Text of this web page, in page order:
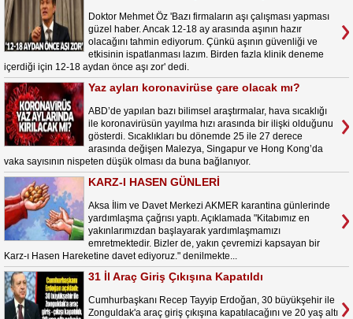
Doktor Mehmet Öz 'Bazı firmaların aşı çalışması yapması
güzel haber. Ancak 12-18 ay arasında aşının hazır
olacağını tahmin ediyorum. Çünkü aşının güvenliği ve
etkisinin ispatlanması lazım. Birden fazla klinik deneme
içerdiği için 12-18 aydan önce aşı zor' dedi.
Yaz ayları koronavirüse çare olacak mı?
ABD’de yapılan bazı bilimsel araştırmalar, hava sıcaklığı
ile koronavirüsün yayılma hızı arasında bir ilişki olduğunu
gösterdi. Sıcaklıkları bu dönemde 25 ile 27 derece
arasında değişen Malezya, Singapur ve Hong Kong’da
vaka sayısının nispeten düşük olması da buna bağlanıyor.
KARZ-I HASEN GÜNLERİ
Aksa İlim ve Davet Merkezi AKMER karantina günlerinde
yardımlaşma çağrısı yaptı. Açıklamada "Kitabımız en
yakınlarımızdan başlayarak yardımlaşmamızı
emretmektedir. Bizler de, yakın çevremizi kapsayan bir
Karz-ı Hasen Hareketine davet ediyoruz." denilmekte...
31 İl Araç Giriş Çıkışına Kapatıldı
Cumhurbaşkanı Recep Tayyip Erdoğan, 30 büyükşehir ile
Zonguldak'a araç giriş çıkışına kapatılacağını ve 20 yaş altı